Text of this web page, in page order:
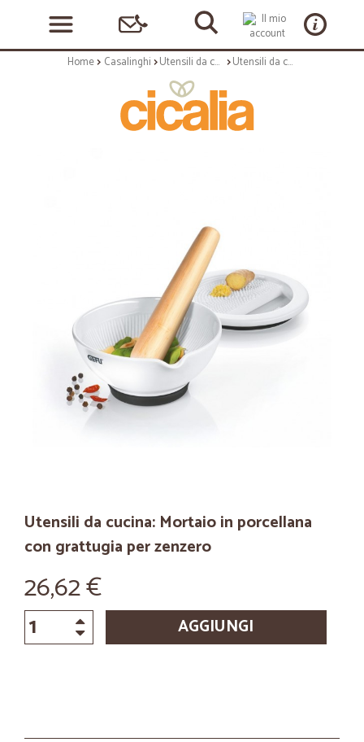
Home Casalinghi Utensili da cucina Utensili da cucina: Mortaio in porcellana con grattugia per zenzero
Utensili da cucina: Mortaio in porcellana
con grattugia per zenzero
26,62 €
AGGIUNGI